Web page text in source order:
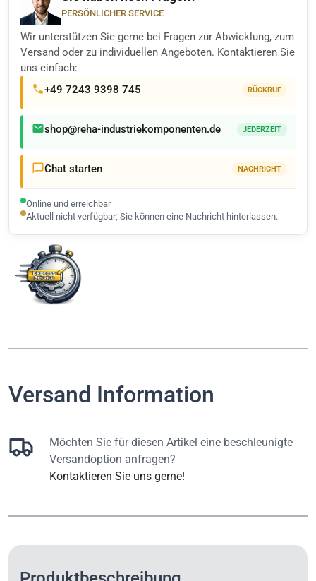
PERSÖNLICHER SERVICE
Wir unterstützen Sie gerne bei Fragen zur Abwicklung, zum
Versand oder zu individuellen Angeboten. Kontaktieren Sie
uns einfach:
+49 7243 9398 745
RÜCKRUF
shop@reha-industriekomponenten.de JEDERZEIT
Chat starten NACHRICHT
Online und erreichbar
Aktuell nicht verfügbar; Sie können eine Nachricht hinterlassen.
Versand Information
Möchten Sie für diesen Artikel eine beschleunigte
Versandoption anfragen?
Kontaktieren Sie uns gerne!